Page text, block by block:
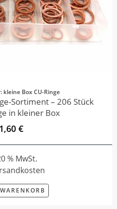
Box CU-Ringe
Sortiment – 206 Stück
in kleiner Box
€
% MwSt.